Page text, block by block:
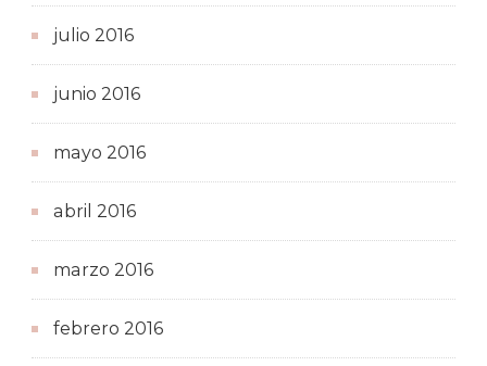
julio 2016
junio 2016
mayo 2016
abril 2016
marzo 2016
febrero 2016